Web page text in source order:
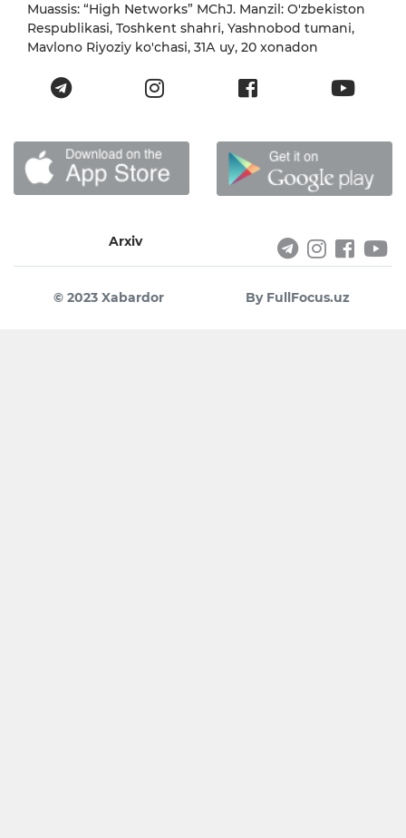
Muassis: “High Networks” MChJ. Manzil: O'zbekiston
Respublikasi, Toshkent shahri, Yashnobod tumani,
Mavlono Riyoziy ko'chasi, 31А uy, 20 xonadon
Arxiv
© 2023 Xabardor By FullFocus.uz